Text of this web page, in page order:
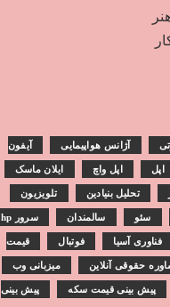
آژانس هواپیمایی آیفون
اپل اپل واچ ایلان ماسک
تحلیل بنیادین تلویزیون
سئو سالمندان سرور hp
فناوری آسیا فوتبال قیمت
حقوقی آنلاین میزبانی وب
پیش بینی قیمت سکه پیش بینی